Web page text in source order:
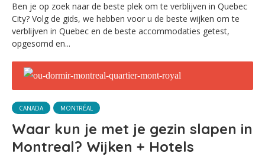
Ben je op zoek naar de beste plek om te verblijven in Quebec
City? Volg de gids, we hebben voor u de beste wijken om te
verblijven in Quebec en de beste accommodaties getest,
opgesomd en...
CANADA MONTRÉAL
Waar kun je met je gezin slapen in
Montreal? Wijken + Hotels